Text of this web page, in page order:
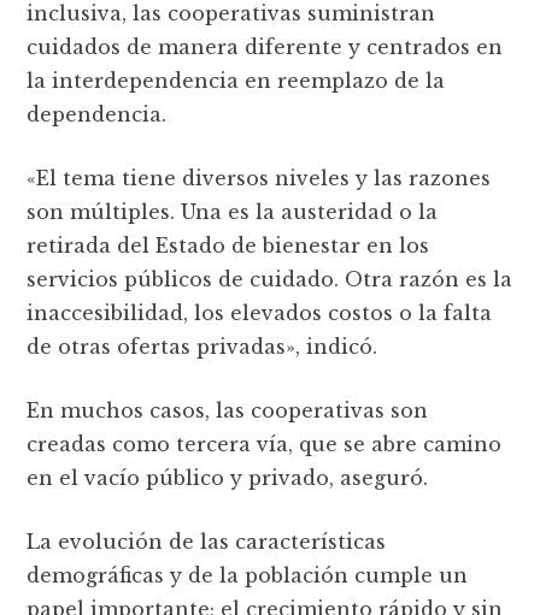
inclusiva, las cooperativas suministran
cuidados de manera diferente y centrados en
la interdependencia en reemplazo de la
dependencia.
«El tema tiene diversos niveles y las razones
son múltiples. Una es la austeridad o la
retirada del Estado de bienestar en los
servicios públicos de cuidado. Otra razón es la
inaccesibilidad, los elevados costos o la falta
de otras ofertas privadas», indicó.
En muchos casos, las cooperativas son
creadas como tercera vía, que se abre camino
en el vacío público y privado, aseguró.
La evolución de las caracterí­sticas
demográficas y de la población cumple un
papel importante; el crecimiento rápido y sin